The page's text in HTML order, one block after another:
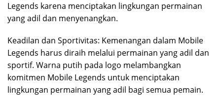
Legends karena menciptakan lingkungan permainan
yang adil dan menyenangkan.
Keadilan dan Sportivitas: Kemenangan dalam Mobile
Legends harus diraih melalui permainan yang adil dan
sportif. Warna putih pada logo melambangkan
komitmen Mobile Legends untuk menciptakan
lingkungan permainan yang adil bagi semua pemain.